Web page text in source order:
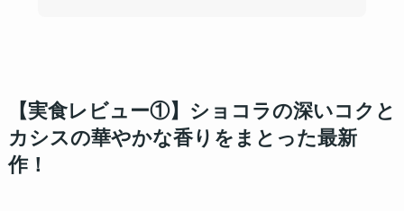
【実食レビュー①】ショコラの深いコクと
カシスの華やかな香りをまとった最新
作！